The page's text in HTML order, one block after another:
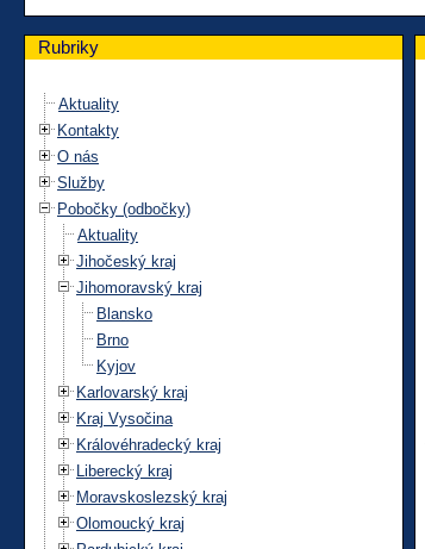
Rubriky
Aktuality
Kontakty
O nás
Služby
Pobočky (odbočky)
Aktuality
Jihočeský kraj
Jihomoravský kraj
Blansko
Brno
Kyjov
Karlovarský kraj
Kraj Vysočina
Královéhradecký kraj
Liberecký kraj
Moravskoslezský kraj
Olomoucký kraj